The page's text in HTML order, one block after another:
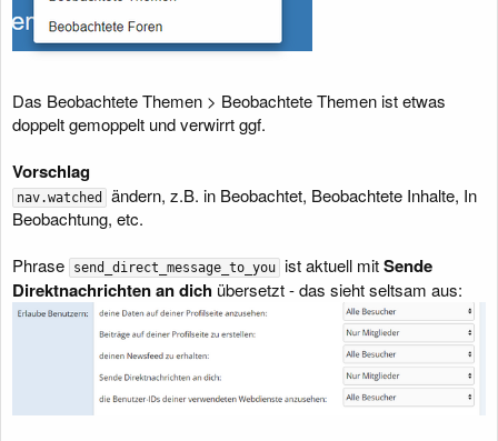
Das Beobachtete Themen > Beobachtete Themen ist etwas
doppelt gemoppelt und verwirrt ggf.
Vorschlag
nav.watched
ändern, z.B. in Beobachtet, Beobachtete Inhalte, In
Beobachtung, etc.
Phrase
send_direct_message_to_you ist aktuell mitSende
Direktnachrichten an dich übersetzt - das sieht seltsam aus: